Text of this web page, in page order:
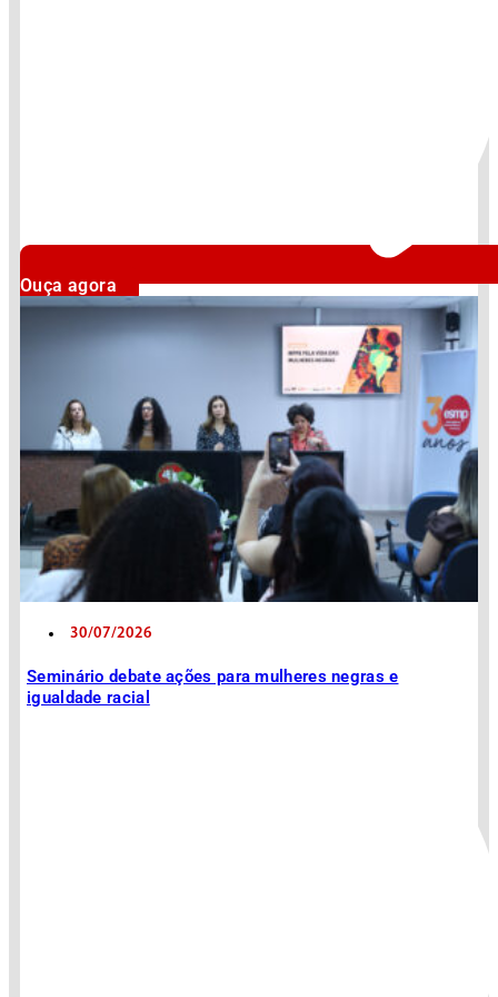
Ouça agora
30/07/2026
Seminário debate ações para mulheres negras e
igualdade racial